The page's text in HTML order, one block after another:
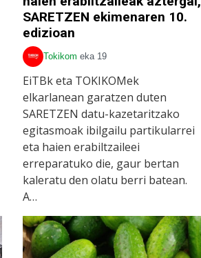
SARETZEN ekimenaren 10.
edizioan
Tokikom eka 19
EiTBk eta TOKIKOMek
elkarlanean garatzen duten
SARETZEN datu-kazetaritzako
egitasmoak ibilgailu partikularrei
eta haien erabiltzaileei
erreparatuko die, gaur bertan
kaleratu den olatu berri batean.
A…